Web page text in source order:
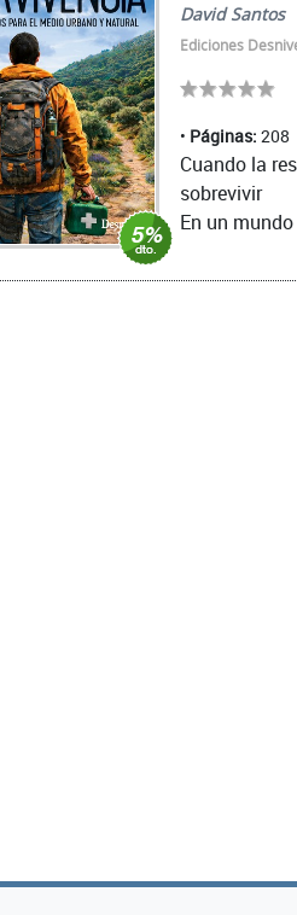
David Santos
Ediciones
Páginas: 208
Cuando la
sobrevivir
En un